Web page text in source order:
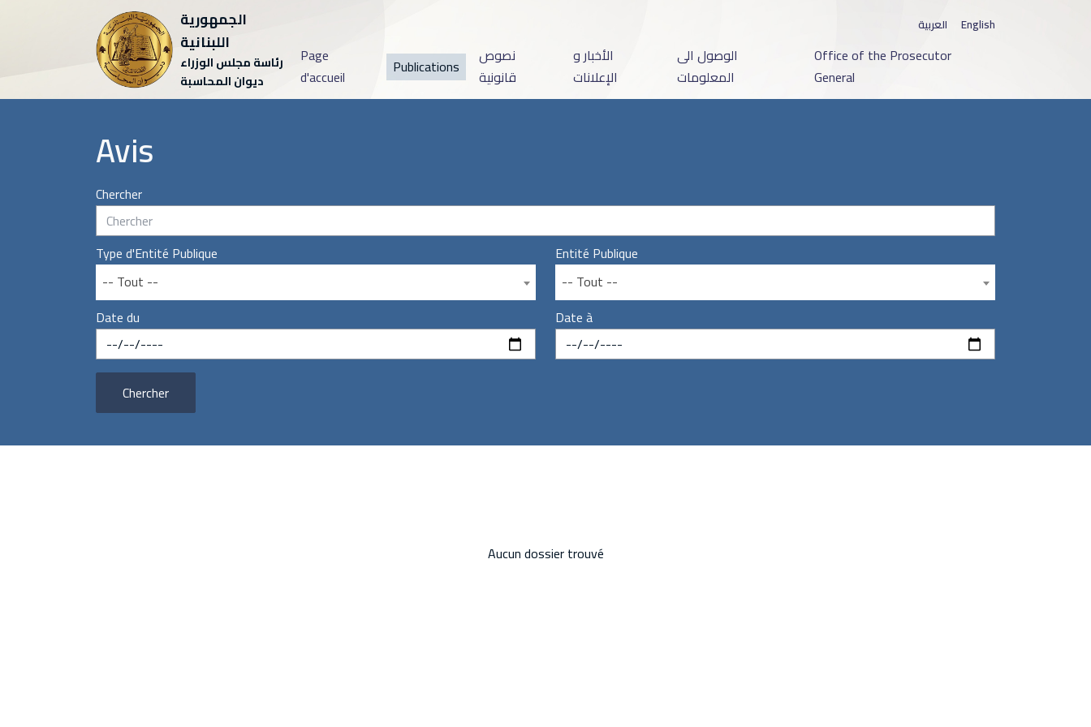
العربية English
الجمهورية
اللبنانية
رئاسة مجلس الوزراء
ديوان المحاسبة
Page
d'accueil
Publications
نصوص
قانونية
الأخبار و
الإعلانات
الوصول الى
المعلومات
Office of the Prosecutor
General
Avis
Chercher
Type d'Entité Publique
-- Tout --
Entité Publique
-- Tout --
Date du
Date à
Chercher
Aucun dossier trouvé